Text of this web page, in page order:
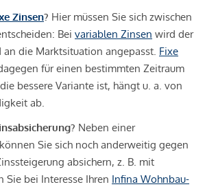
Zinsen? Hier müssen Sie sich zwischen
Bei variablen Zinsen wird der
an die Marktsituation angepasst. Fixe
für einen bestimmten Zeitraum
bessere Variante ist, hängt u. a. von
ab.
Neben einer
Sie sich noch anderweitig gegen
absichern, z. B. mit
Sie bei Interesse Ihren Infina Wohnbau-